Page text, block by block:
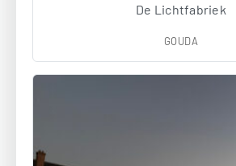
De Lichtfabriek
GOUDA